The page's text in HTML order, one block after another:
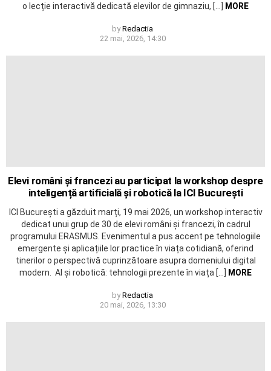
o lecție interactivă dedicată elevilor de gimnaziu, […]
MORE
by Redactia
22 mai, 2026, 14:30
Elevi români și francezi au participat la workshop despre
inteligență artificială și robotică la ICI București
ICI București a găzduit marți, 19 mai 2026, un workshop interactiv
dedicat unui grup de 30 de elevi români și francezi, în cadrul
programului ERASMUS. Evenimentul a pus accent pe tehnologiile
emergente și aplicațiile lor practice în viața cotidiană, oferind
tinerilor o perspectivă cuprinzătoare asupra domeniului digital
modern. AI și robotică: tehnologii prezente în viața […]
MORE
by Redactia
20 mai, 2026, 13:30